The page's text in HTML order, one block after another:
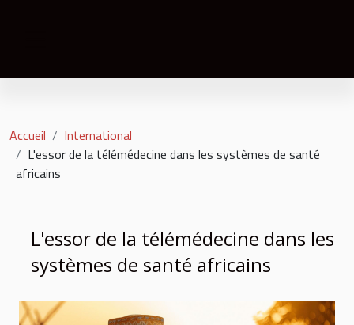
Accueil
International
L'essor de la télémédecine dans les systèmes de santé
africains
L'essor de la télémédecine dans les
systèmes de santé africains